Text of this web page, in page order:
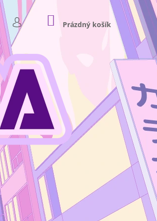
PŘIHLÁŠENÍ
NÁKUPNÍ
KOŠÍK
Prázdný košík
4